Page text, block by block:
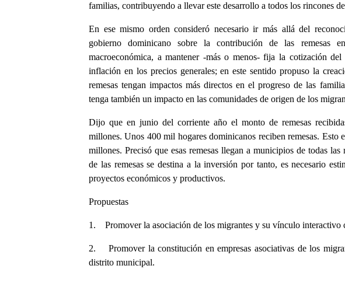
familias, contribuyendo a llevar este desarrollo a todos los rincones
En ese mismo orden consideró necesario ir más allá del
gobierno dominicano sobre la contribución de las remesas
macroeconómica, a mantener -más o menos- fija la cotización
inflación en los precios generales; en este sentido propuso la
remesas tengan impactos más directos en el progreso de las
tenga también un impacto en las comunidades de origen de los
Dijo que en junio del corriente año el monto de remesas
millones. Unos 400 mil hogares dominicanos reciben remesas. Esto
millones. Precisó que esas remesas llegan a municipios de todas
de las remesas se destina a la inversión por tanto, es necesario
proyectos económicos y productivos.
Propuestas
1. Promover la asociación de los migrantes y su vínculo interactivo
2. Promover la constitución en empresas asociativas de los
distrito municipal.